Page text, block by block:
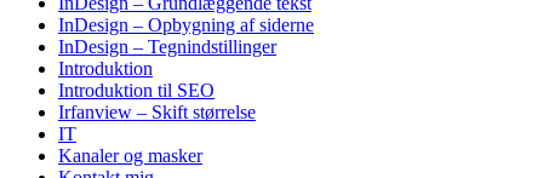
InDesign – Opbygning af siderne
InDesign – Tegnindstillinger
Introduktion
Introduktion til SEO
Irfanview – Skift størrelse
IT
Kanaler og masker